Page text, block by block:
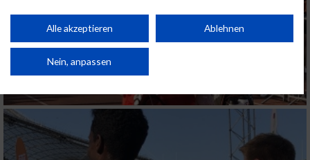
Performance von Inhalten. Analyse von Zielgruppen durch Statistiken oder
Kombinationen von Daten aus verschiedenen Quellen. Entwicklung und
von Inhalten.
Daten können außerhalb der Europäischen Union weitergegeben und in die
Website/App.
Partnerliste anzeigen (1 IAB-Anbieter)
Wir nutzen Ihre Daten für folgende Zwecke:
Alle akzeptieren Ablehnen
Nein, anpassen